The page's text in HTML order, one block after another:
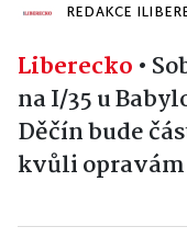
REDAKCE
Liberecko •
na I/35 u
Děčín bude
kvůli